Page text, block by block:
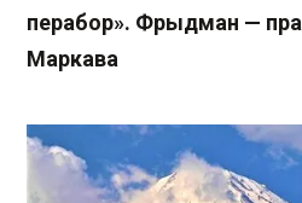
перабор». Фрыдман —
Маркава